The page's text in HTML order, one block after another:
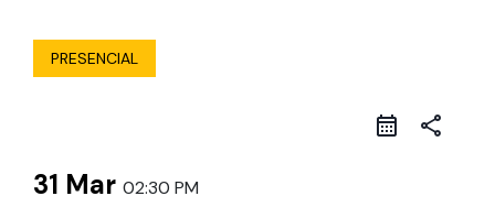
PRESENCIAL
share
31 Mar 02:30 PM